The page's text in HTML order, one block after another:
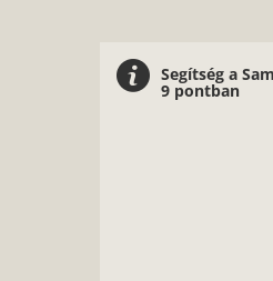
Segítség a
9 pontban